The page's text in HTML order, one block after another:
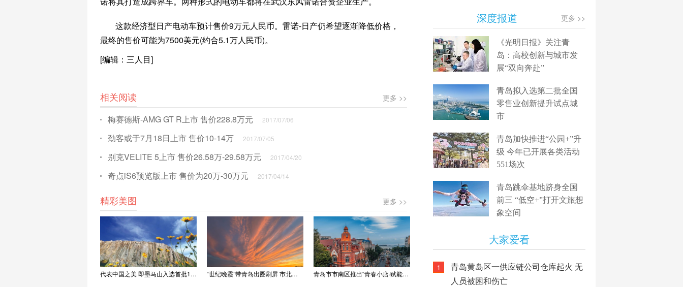
这款经济型日产电动车预计售价9万元人民币。雷诺-日产仍希望逐渐降低价格，
最终的售价可能为7500美元(约合5.1万人民币)。
[编辑：三人目]
相关阅读 更多 >>
梅赛德斯-AMG GT R上市 售价228.8万元 2017/07/06
劲客或于7月18日上市 售价10-14万 2017/07/05
别克VELITE 5上市 售价26.58万-29.58万元 2017/04/20
奇点iS6预览版上市 售价为20万-30万元 2017/04/14
精彩美图 更多 >>
代表中国之美 即墨马山入选首批100处“美丽中国打卡点” “世纪晚霞”带青岛出圈刷屏 市北文旅推出精品线路 青岛市市南区推出“青春小店·赋能计划” 聚满青岛温情
深度报道 更多 >>
《光明日报》关注青
岛：高校创新与城市发
展“双向奔赴”
青岛拟入选第二批全国
零售业创新提升试点城
市
青岛加快推进“公园+”升
级 今年已开展各类活动
551场次
青岛跳伞基地跻身全国
前三 “低空+”打开文旅想
象空间
大家爱看
1
青岛黄岛区一供应链公司仓库起火 无
人员被困和伤亡